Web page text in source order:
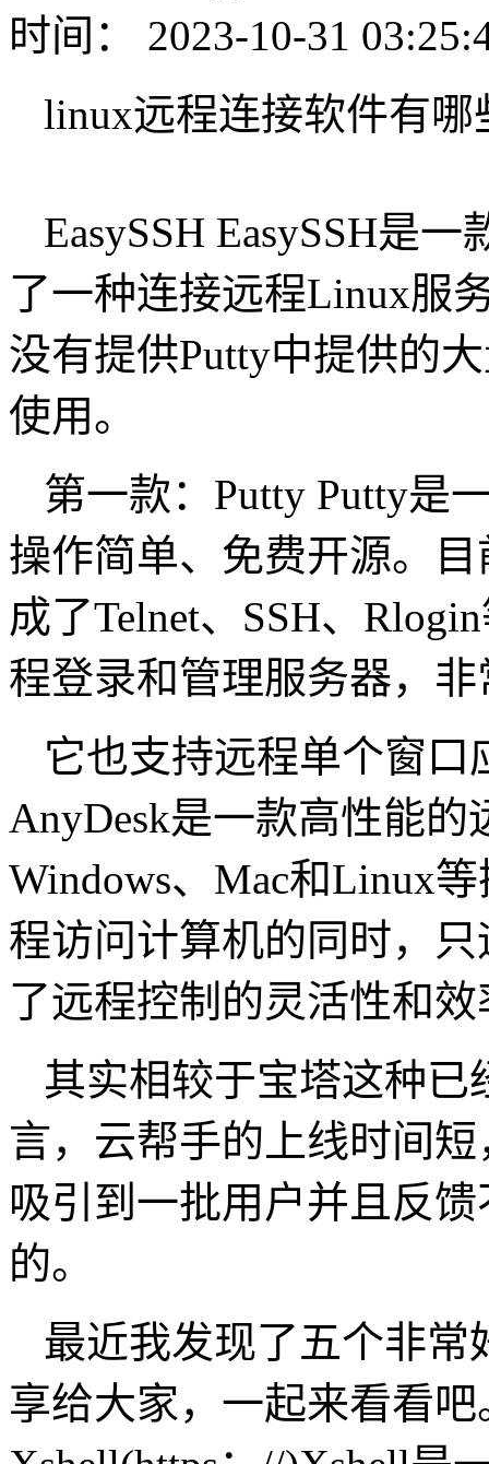
时间： 2023-10-31
linux远程连接软件有哪
EasySSH EasySSH是
了一种连接远程Linux服
没有提供Putty中提供的
使用。
第一款：Putty Putty是
操作简单、免费开源。
成了Telnet、SSH、
程登录和管理服务器，
它也支持远程单个窗口
AnyDesk是一款高性能
Windows、Mac和Linux
程访问计算机的同时，
了远程控制的灵活性和效
其实相较于宝塔这种
言，云帮手的上线时间
吸引到一批用户并且反
的。
最近我发现了五个非
享给大家，一起来看看